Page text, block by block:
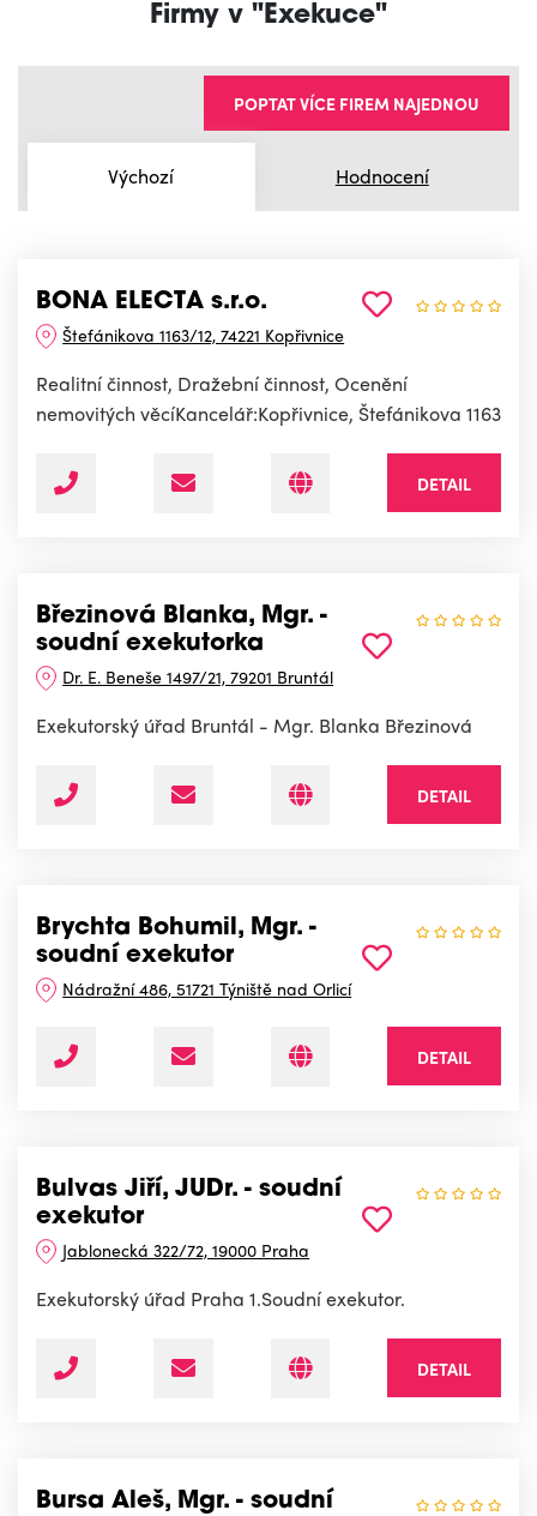
Firmy v "Exekuce"
Výchozí Hodnocení
POPTAT VÍCE FIREM NAJEDNOU
BONA ELECTA s.r.o.
Štefánikova 1163/12, 74221 Kopřivnice
Realitní činnost, Dražební činnost, Ocenění
nemovitých věcíKancelář:Kopřivnice, Štefánikova 1163
DETAIL
Březinová Blanka, Mgr. -
soudní exekutorka
Dr. E. Beneše 1497/21, 79201 Bruntál
Exekutorský úřad Bruntál - Mgr. Blanka Březinová
DETAIL
Brychta Bohumil, Mgr. -
soudní exekutor
Nádražní 486, 51721 Týniště nad Orlicí
DETAIL
Bulvas Jiří, JUDr. - soudní
exekutor
Jablonecká 322/72, 19000 Praha
Exekutorský úřad Praha 1.Soudní exekutor.
DETAIL
Bursa Aleš, Mgr. - soudní